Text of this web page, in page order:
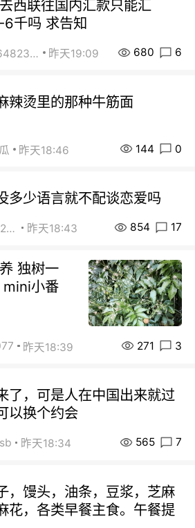
西联往国内汇款只能汇
千吗 求告知
街友64823891 昨天19:09 680 6
辣烫里的那种牛筋面
昨天18:46 144 0
多少语言就不配谈恋爱吗
街友22482465 昨天18:43 854 17
独树一
mini小番
昨天18:39 271 3
了，可是人在中国出来就过
以换个约会
昨天18:34 565 7
，馒头，油条，豆浆，芝麻
花，各类早餐主食。午餐提